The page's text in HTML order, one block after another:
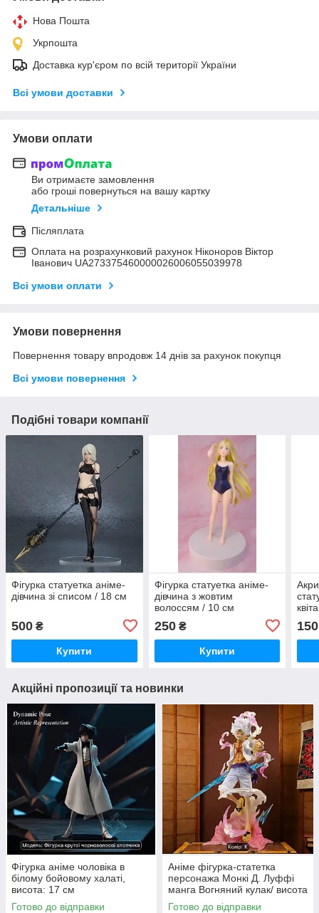
Нова Пошта
Укрпошта
Доставка кур'єром по всій території України
Всі умови доставки
Умови оплати
Ви отримаєте замовлення
або гроші повернуться на вашу картку
Детальніше
Післяплата
Оплата на розрахунковий рахунок Ніконоров Віктор
Іванович UA273375460000026006055039978
Всі умови оплати
Умови повернення
Повернення товару впродовж 14 днів за рахунок покупця
Всі умови повернення
Подібні товари компанії
Фігурка статуетка аніме-
дівчина зі списом / 18 см
500 ₴
Купити
Фігурка статуетка аніме-
дівчина з жовтим
волоссям / 10 см
250₴
Купити
150
Акційні пропозиції та новинки
Фігурка аніме чоловіка в
білому бойовому халаті,
висота: 17 см
Готово до відправки
Аніме фігурка-статетка
персонажа Монкі Д. Луффі
манга Вогняний кулак/ висота
26 см
Готово до відправки